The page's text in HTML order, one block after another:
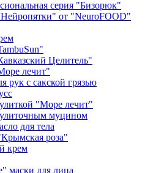
серия "Бизорюк"
от "NeuroFOOD"
Целитель"
лечит"
рук с сакской грязью
"Море лечит"
муцином
для тела
роза"
крем
маски для лица